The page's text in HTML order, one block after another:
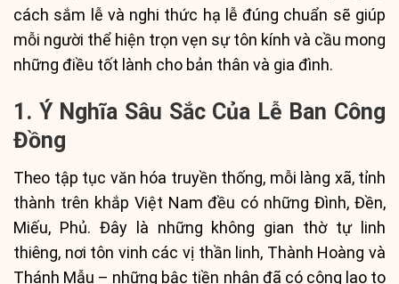
cách sắm lễ và nghi thức hạ lễ đúng chuẩn sẽ giúp
mỗi người thể hiện trọn vẹn sự tôn kính và cầu mong
những điều tốt lành cho bản thân và gia đình.
1. Ý Nghĩa Sâu Sắc Của Lễ Ban Công
Đồng
Theo tập tục văn hóa truyền thống, mỗi làng xã, tỉnh
thành trên khắp Việt Nam đều có những Đình, Đền,
Miếu, Phủ. Đây là những không gian thờ tự linh
thiêng, nơi tôn vinh các vị thần linh, Thành Hoàng và
Thánh Mẫu – những bậc tiền nhân đã có công lao to